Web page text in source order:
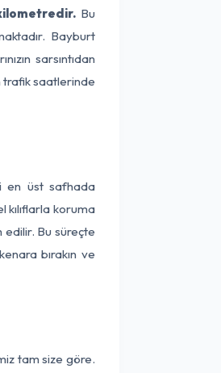
Bu
Bayburt
sarsıntıdan
trafik saatlerinde
en üst safhada
kılıflarla koruma
edilir. Bu süreçte
bırakın ve
tam size göre.